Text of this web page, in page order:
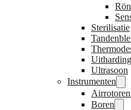
Sterilisatie
Ultrasoon
Instrumenten
Boren